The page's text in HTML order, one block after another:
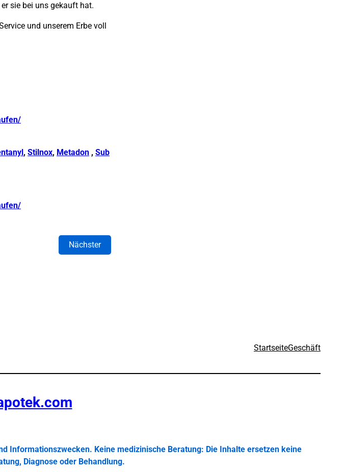
sie bei uns gekauft hat.
und unserem Erbe voll
, Stilnox, Metadon , Sub
Nächster
StartseiteGeschäft
Informationszwecken. Keine medizinische Beratung: Die Inhalte ersetzen keine
Diagnose oder Behandlung.